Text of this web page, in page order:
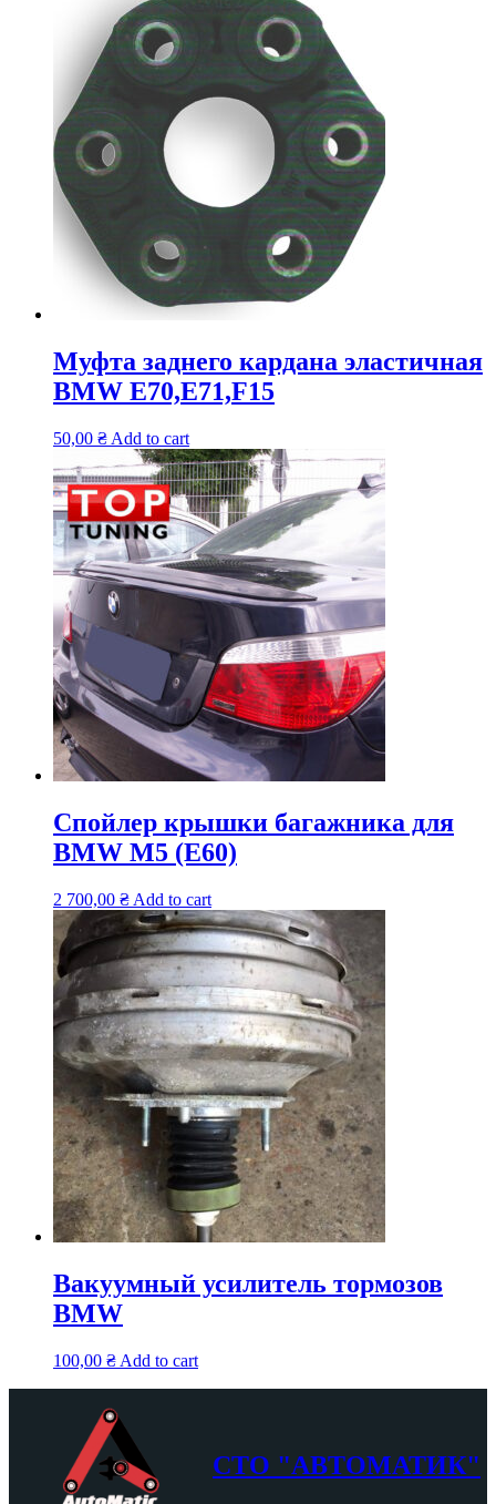
Муфта заднего кардана эластичная
BMW E70,E71,F15
50,00 ₴ Add to cart
Спойлер крышки багажника для
BMW M5 (E60)
2 700,00 ₴ Add to cart
Вакуумный усилитель тормозов
BMW
100,00 ₴ Add to cart
СТО "АВТОМАТИК"